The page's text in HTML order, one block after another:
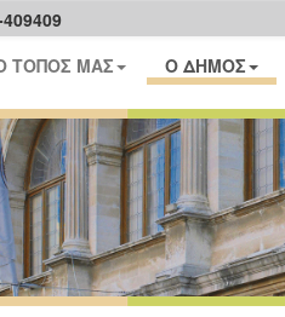
ΤΟΠΟΣ ΜΑΣ Ο ΔΗΜΟΣ